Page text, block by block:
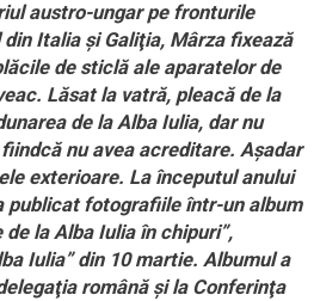
austro-ungar pe fronturile
Italia şi Galiţia, Mârza fixează
de sticlă ale aparatelor de
Lăsat la vatră, pleacă de la
de la Alba Iulia, dar nu
nu avea acreditare. Aşadar
exterioare. La începutul anului
publicat fotografiile într-un album
la Alba Iulia în chipuri”,
Iulia” din 10 martie. Albumul a
română şi la Conferinţa